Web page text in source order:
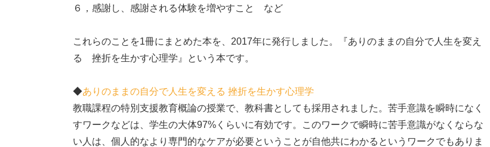
６，感謝し、感謝される体験を増やすこと など
これらのことを1冊にまとめた本を、2017年に発行しました。『ありのままの自分で人生を変え
る 挫折を生かす心理学』という本です。
◆ありのままの自分で人生を変える 挫折を生かす心理学
教職課程の特別支援教育概論の授業で、教科書としても採用されました。苦手意識を瞬時になく
すワークなどは、学生の大体97%くらいに有効です。このワークで瞬時に苦手意識がなくならな
い人は、個人的なより専門的なケアが必要ということが自他共にわかるというワークでもありま